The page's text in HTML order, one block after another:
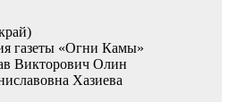
газеты «Огни Камы»
Викторович Олин
Хазиева